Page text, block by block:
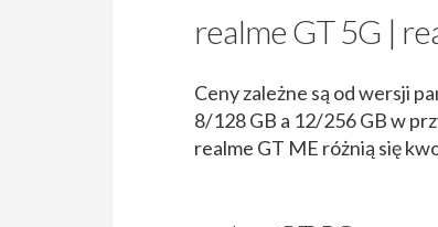
realme GT 5G |
Ceny zależne są od wersji
8/128 GB a 12/256 GB w
realme GT ME różnią się